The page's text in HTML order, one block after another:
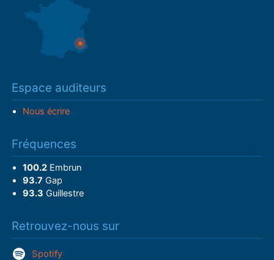
Espace auditeurs
Nous écrire
Fréquences
100.2Embrun
93.7 Gap
93.3 Guillestre
Retrouvez-nous sur
Spotify